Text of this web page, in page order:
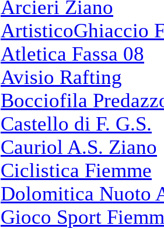
Arcieri Ziano
ArtisticoGhiaccio
Atletica Fassa 08
Avisio Rafting
Bocciofila
Castello di F. G.S.
Cauriol A.S. Ziano
Ciclistica Fiemme
Dolomitica Nuoto
Gioco Sport